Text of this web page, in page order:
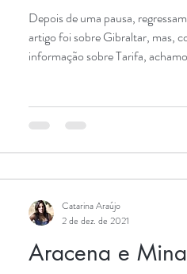
Depois de uma pausa,
artigo foi sobre Gibraltar, mas,
informação sobre Tarifa,
vos vários motivos para
como muitas sugestões de
dicas! Tarifa Na Puerta de
Aracena e
Catarina Araújo
2 de dez. de 2021